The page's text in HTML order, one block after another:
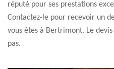
réputé pour ses prestations
Contactez-le pour recevoir un
vous êtes à Bertrimont. Le
pas.